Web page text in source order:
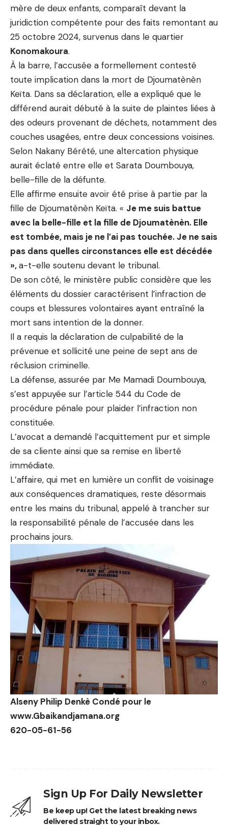
mère de deux enfants, comparaît devant la
juridiction compétente pour des faits remontant au
25 octobre 2024, survenus dans le quartier
Konomakoura.
À la barre, l’accusée a formellement contesté
toute implication dans la mort de Djoumatènèn
Keïta. Dans sa déclaration, elle a expliqué que le
différend aurait débuté à la suite de plaintes liées à
des odeurs provenant de déchets, notamment des
couches usagées, entre deux concessions voisines.
Selon Nakany Bérété, une altercation physique
aurait éclaté entre elle et Sarata Doumbouya,
belle-fille de la défunte.
Elle affirme ensuite avoir été prise à partie par la
fille de Djoumatènèn Keïta. « Je me suis battue
avec la belle-fille et la fille de Djoumatènèn. Elle
est tombée, mais je ne l’ai pas touchée. Je ne sais
pas dans quelles circonstances elle est décédée
»,a-t-elle soutenu devant le tribunal.
De son côté, le ministère public considère que les
éléments du dossier caractérisent l’infraction de
coups et blessures volontaires ayant entraîné la
mort sans intention de la donner.
Il a requis la déclaration de culpabilité de la
prévenue et sollicité une peine de sept ans de
réclusion criminelle.
La défense, assurée par Me Mamadi Doumbouya,
s’est appuyée sur l’article 544 du Code de
procédure pénale pour plaider l’infraction non
constituée.
L’avocat a demandé l’acquittement pur et simple
de sa cliente ainsi que sa remise en liberté
immédiate.
L’affaire, qui met en lumière un conflit de voisinage
aux conséquences dramatiques, reste désormais
entre les mains du tribunal, appelé à trancher sur
la responsabilité pénale de l’accusée dans les
prochains jours.
Alseny Philip Denkè Condé pour le
www.Gbaikandjamana.org
620-05-61-56
Sign Up For Daily Newsletter
Be keep up! Get the latest breaking news
delivered straight to your inbox.